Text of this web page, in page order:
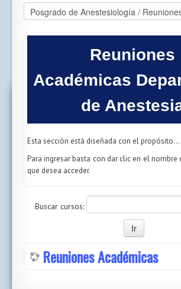
Reuniones
Académicas
de
Esta sección está diseñada con el propósito...
Para ingresar basta con dar clic en el nombre
que desea acceder.
Buscar cursos:
Reuniones Académicas